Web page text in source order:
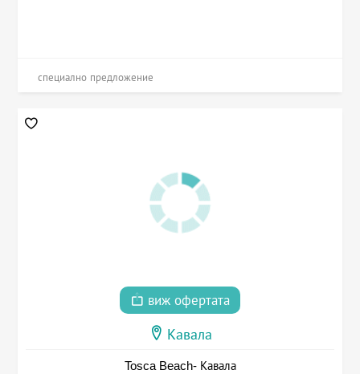
специално предложение
виж офертата
Кавала
Tosca Beach- Кавала